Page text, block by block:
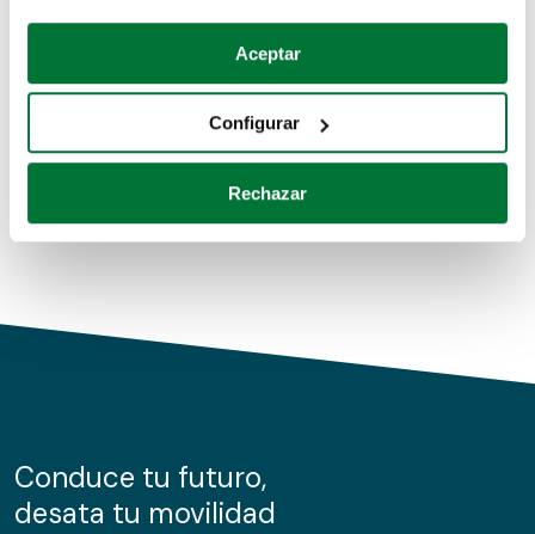
Si lo permite, también quisiéramos:
Recopilar información sobre su ubicación geográfica
Identificar su dispositivo analizándolo activamente
para buscar características específicas (huellas
Obtenga más información sobre cómo se procesan sus
de cookies.
información sobre el uso que haga del sitio web con
nuestros partners de redes sociales, publicidad y análisis
Aceptar
Configurar
Rechazar
Coches de segunda mano
Coches de km0
Conduce tu futuro,
desata tu movilidad